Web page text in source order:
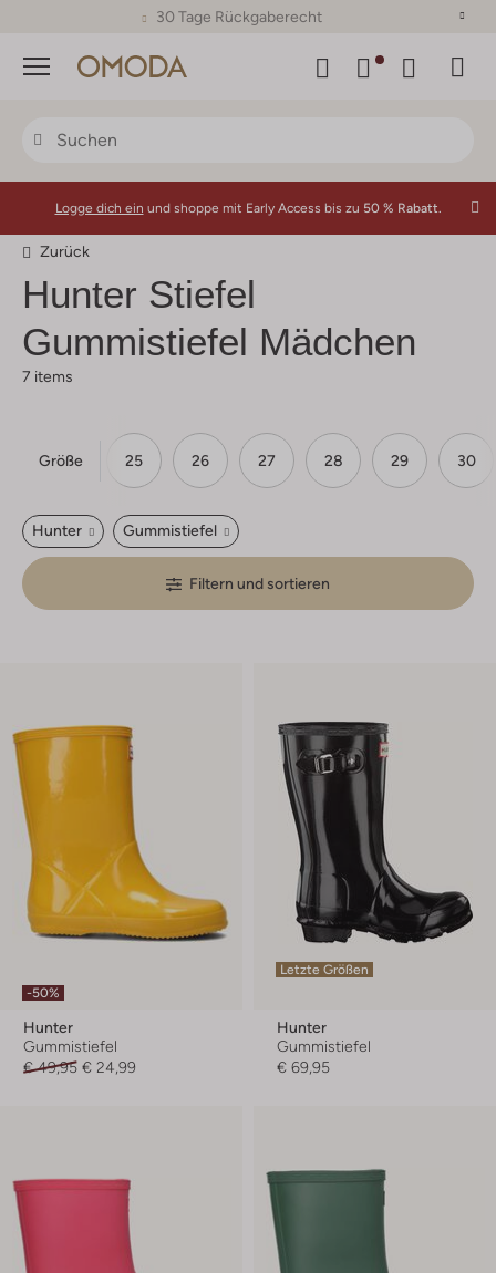
30 Tage Rückgaberecht
Menü
Logge dich ein und shoppe mit Early Access bis zu 50 % Rabatt.
Zurück
Hunter Stiefel
Gummistiefel Mädchen
7 items
Größe
24 25 26 27 28 29 30
Hunter Gummistiefel
Filtern und sortieren
-50%
Hunter
Gummistiefel
€ 49,95 € 24,99
Letzte Größen
Hunter
Gummistiefel
€ 69,95